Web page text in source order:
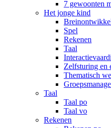
7 gewoonten
Het jonge kind
Spel
Rekenen
Taal
Zelfsturing en
Thematisch
Taal
Taal po
Taal vo
Rekenen